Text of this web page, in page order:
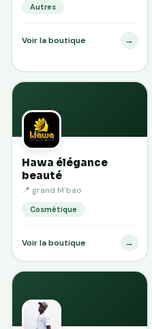
Autres
Voir la boutique →
Hawa élégance
beauté
📍 grand M’bao
Cosmétique
Voir la boutique →